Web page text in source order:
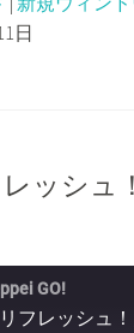
日
ッシュ
GO!
フレッシュ！